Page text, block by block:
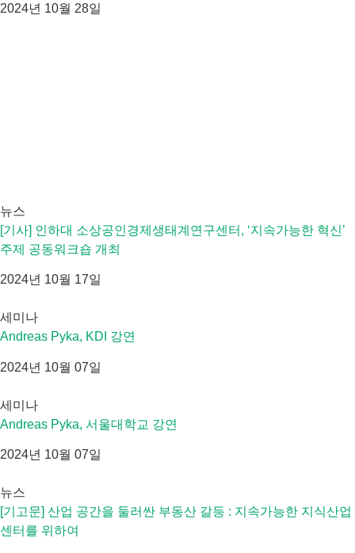
2024년 10월 28일
뉴스
[기사] 인하대 소상공인경제생태계연구센터, ‘지속가능한 혁신’
주제 공동워크숍 개최
2024년 10월 17일
세미나
Andreas Pyka, KDI 강연
2024년 10월 07일
세미나
Andreas Pyka, 서울대학교 강연
2024년 10월 07일
뉴스
[기고문] 산업 공간을 둘러싼 부동산 갈등 : 지속가능한 지식산업
센터를 위하여